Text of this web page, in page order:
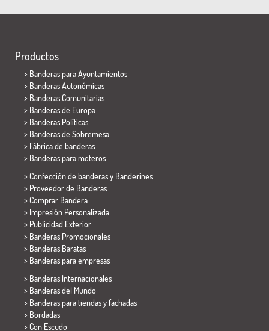
Productos
> Banderas para Ayuntamientos
> Banderas Autonómicas
> Banderas Comunitarias
> Banderas de Europa
> Banderas Políticas
> Banderas de Sobremesa
> Fábrica de banderas
> Banderas para moteros
> Confección de banderas y Banderines
> Proveedor de Banderas
> Comprar Bandera
> Impresión Personalizada
> Publicidad Exterior
> Banderas Promocionales
> Banderas Baratas
> Banderas para empresas
> Banderas Internacionales
> Banderas del Mundo
> Banderas para tiendas y fachadas
> Bordadas
> Con Escudo